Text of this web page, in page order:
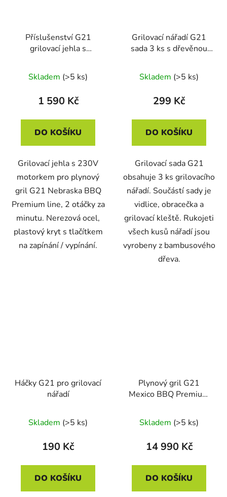
Příslušenství G21
grilovací jehla s
Nebraska
Skladem (>5 ks)
1 590 Kč
DO KOŠÍKU
Grilovací jehla s 230V
motorkem pro plynový
gril G21 Nebraska BBQ
Premium line, 2 otáčky za
minutu. Nerezová ocel,
plastový kryt s tlačítkem
na zapínání / vypínání.
Grilovací nářadí G21
sada 3 ks s dřevěnou
Skladem (>5 ks)
299 Kč
DO KOŠÍKU
Grilovací sada G21
obsahuje 3 ks grilovacího
nářadí. Součástí sady je
vidlice, obracečka a
grilovací kleště. Rukojeti
všech kusů nářadí jsou
vyrobeny z bambusového
dřeva.
Háčky G21 pro grilovací
nářadí
Skladem (>5 ks)
190 Kč
DO KOŠÍKU
Plynový gril G21
Mexico BBQ Premium
redukční ventil
Skladem (>5 ks)
14 990 Kč
DO KOŠÍKU